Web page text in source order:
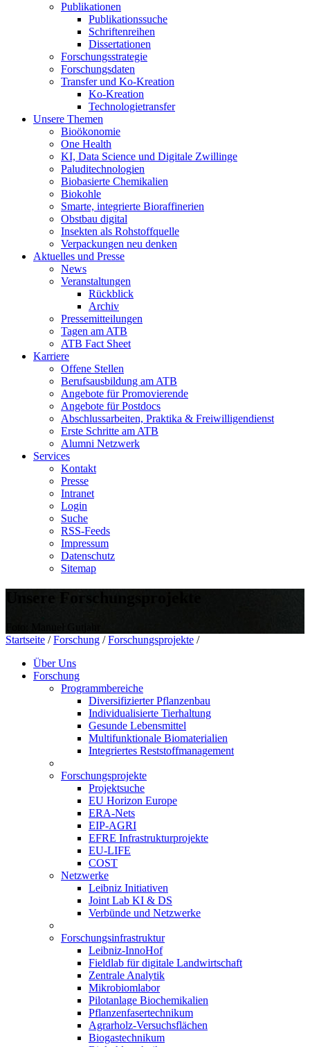
Publikationen
Publikationssuche
Schriftenreihen
Dissertationen
Forschungsstrategie
Forschungsdaten
Transfer und Ko-Kreation
Ko-Kreation
Technologietransfer
Unsere Themen
Bioökonomie
One Health
KI, Data Science und Digitale Zwillinge
Paluditechnologien
Biobasierte Chemikalien
Biokohle
Smarte, integrierte Bioraffinerien
Obstbau digital
Insekten als Rohstoffquelle
Verpackungen neu denken
Aktuelles und Presse
News
Veranstaltungen
Rückblick
Archiv
Pressemitteilungen
Tagen am ATB
ATB Fact Sheet
Karriere
Offene Stellen
Berufsausbildung am ATB
Angebote für Promovierende
Angebote für Postdocs
Abschlussarbeiten, Praktika & Freiwilligendienst
Erste Schritte am ATB
Alumni Netzwerk
Services
Kontakt
Presse
Intranet
Login
Suche
RSS-Feeds
Impressum
Datenschutz
Sitemap
Unsere Forschungsprojekte
Startseite / Forschung / Forschungsprojekte /
Über Uns
Forschung
Programmbereiche
Diversifizierter Pflanzenbau
Individualisierte Tierhaltung
Gesunde Lebensmittel
Multifunktionale Biomaterialien
Integriertes Reststoffmanagement
Forschungsprojekte
Projektsuche
EU Horizon Europe
ERA-Nets
EIP-AGRI
EFRE Infrastrukturprojekte
EU-LIFE
COST
Netzwerke
Leibniz Initiativen
Joint Lab KI & DS
Verbünde und Netzwerke
Forschungsinfrastruktur
Leibniz-InnoHof
Fieldlab für digitale Landwirtschaft
Zentrale Analytik
Mikrobiomlabor
Pilotanlage Biochemikalien
Pflanzenfasertechnikum
Agrarholz-Versuchsflächen
Biogastechnikum